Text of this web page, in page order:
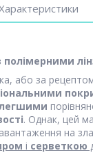
полімерними
або за
. Однак, цей
на
і серветкою